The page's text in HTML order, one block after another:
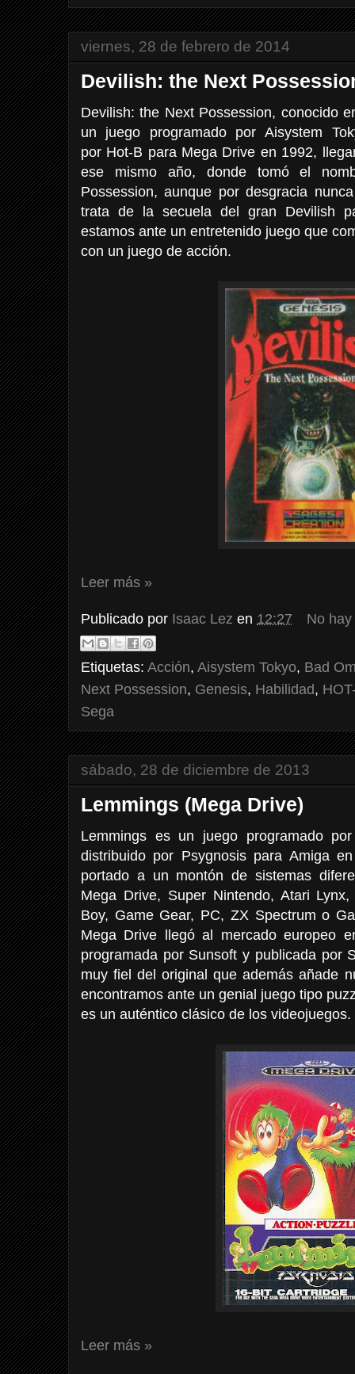
viernes, 28 de febrero de 2014
Devilish: the Next
Devilish: the Next Possession, conocido
un juego programado por Aisystem
por Hot-B para Mega Drive en 1992,
ese mismo año, donde tomó el
Possession, aunque por desgracia
trata de la secuela del gran Devilish
estamos ante un entretenido juego que
con un juego de acción.
Leer más »
Publicado por Isaac Lez en 12:27 No
Etiquetas: Acción, Aisystem Tokyo, Bad
Next Possession, Genesis, Habilidad,
Sega
sábado, 28 de diciembre de 2013
Lemmings (Mega Drive)
Lemmings es un juego programado
distribuido por Psygnosis para Amiga
portado a un montón de sistemas
Mega Drive, Super Nintendo, Atari
Boy, Game Gear, PC, ZX Spectrum o
Mega Drive llegó al mercado europeo
programada por Sunsoft y publicada por
muy fiel del original que además añade
encontramos ante un genial juego tipo
es un auténtico clásico de los videojuegos.
Leer más »